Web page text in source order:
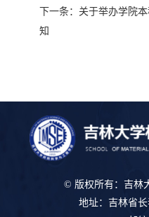
下一条： 关于举办学院
知
© 版权所有：吉林
地址：吉林省